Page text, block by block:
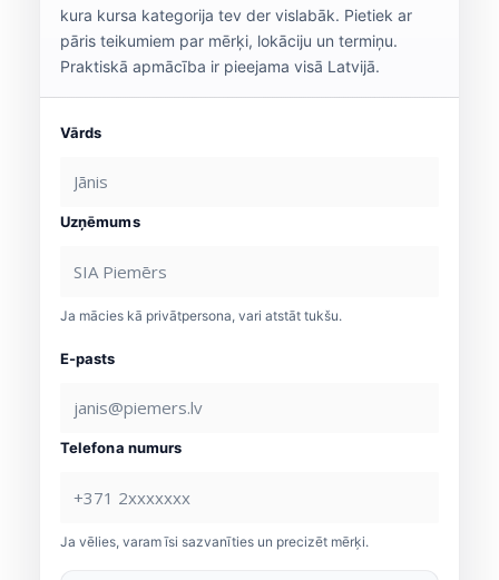
kura kursa kategorija tev der vislabāk. Pietiek ar
pāris teikumiem par mērķi, lokāciju un termiņu.
Praktiskā apmācība ir pieejama visā Latvijā.
Vārds
Uzņēmums
Ja mācies kā privātpersona, vari atstāt tukšu.
E-pasts
Telefona numurs
Ja vēlies, varam īsi sazvanīties un precizēt mērķi.